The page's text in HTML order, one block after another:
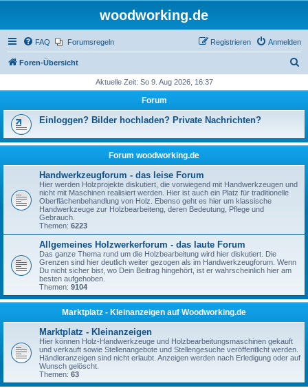
woodworking.de
FAQ Forumsregeln Anmelden
Registrieren
Foren-Übersicht
h
Aktuelle Zeit: So 9. Aug 2026, 16:37
Forum
Einloggen? Bilder hochladen? Private Nachrichten?
Forum woodworking.de
Handwerkzeugforum - das leise Forum
Hier werden Holzprojekte diskutiert, die vorwiegend mit Handwerkzeugen und
nicht mit Maschinen realisiert werden. Hier ist auch ein Platz für traditionelle
Oberflächenbehandlung von Holz. Ebenso geht es hier um klassische
Handwerkzeuge zur Holzbearbeiteng, deren Bedeutung, Pflege und
Gebrauch.
Themen: 6223
Allgemeines Holzwerkerforum - das laute Forum
Das ganze Thema rund um die Holzbearbeitung wird hier diskutiert. Die
Grenzen sind hier deutlich weiter gezogen als im Handwerkzeugforum. Wenn
Du nicht sicher bist, wo Dein Beitrag hingehört, ist er wahrscheinlich hier am
besten aufgehoben.
Themen: 9104
Marktplatz - Kleinanzeigen auf Woodworking.de
Marktplatz - Kleinanzeigen
Hier können Holz-Handwerkzeuge und Holzbearbeitungsmaschinen gekauft
und verkauft sowie Stellenangebote und Stellengesuche veröffentlicht werden.
Händleranzeigen sind nicht erlaubt. Anzeigen werden nach Erledigung oder auf
Wunsch gelöscht.
Themen: 63